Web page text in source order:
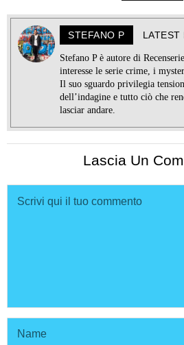
STEFANO P LATEST
Stefano P è autore di
interesse le serie crime, i
Il suo sguardo privilegia
dell’indagine e tutto ciò che
lasciar andare.
Lascia Un